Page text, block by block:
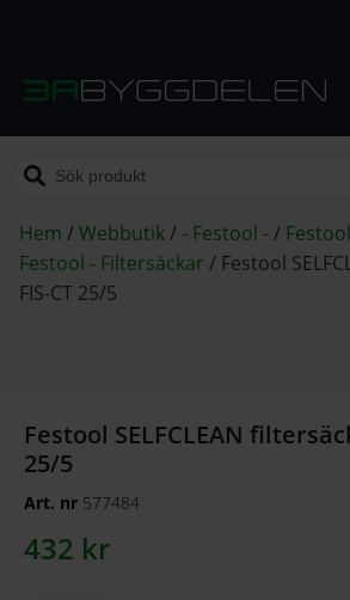
Hem /Webbutik/ - Festool -/
Festool - Filtersäckar / Festool
FIS-CT 25/5
Festool SELFCLEAN
25/5
Art. nr 577484
432 kr